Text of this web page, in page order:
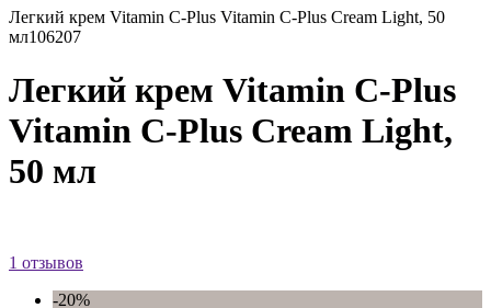
Легкий крем Vitamin C-Plus Vitamin C-Plus Cream Light, 50
мл106207
Легкий крем Vitamin C-Plus
Vitamin C-Plus Cream Light,
50 мл
1 отзывов
-20%